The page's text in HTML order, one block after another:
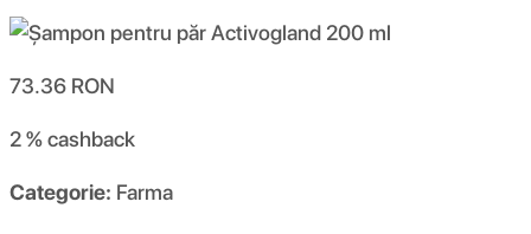
73.36 RON
2 %cashback
Categorie: Farma